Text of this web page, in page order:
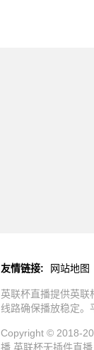
友情链接: 网站地图
英联杯直播提供英
线路确保播放稳定。
Copyright © 2018-
播,英联杯无插件直